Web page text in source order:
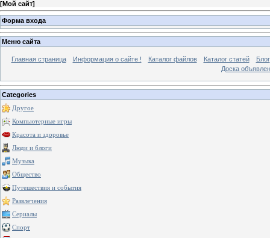
[Мой сайт]
Форма входа
Меню сайта
Главная страница Информация о сайте ! Каталог файлов Каталог статей
Блог
Доска
Categories
Другое
Компьютерные игры
Красота и здоровье
Люди и блоги
Музыка
Общество
Путешествия и события
Развлечения
Сериалы
Спорт